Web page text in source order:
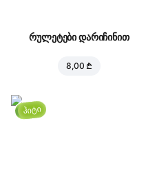
რულეტები დარიჩინით
8,00 ₾
ჰიტი